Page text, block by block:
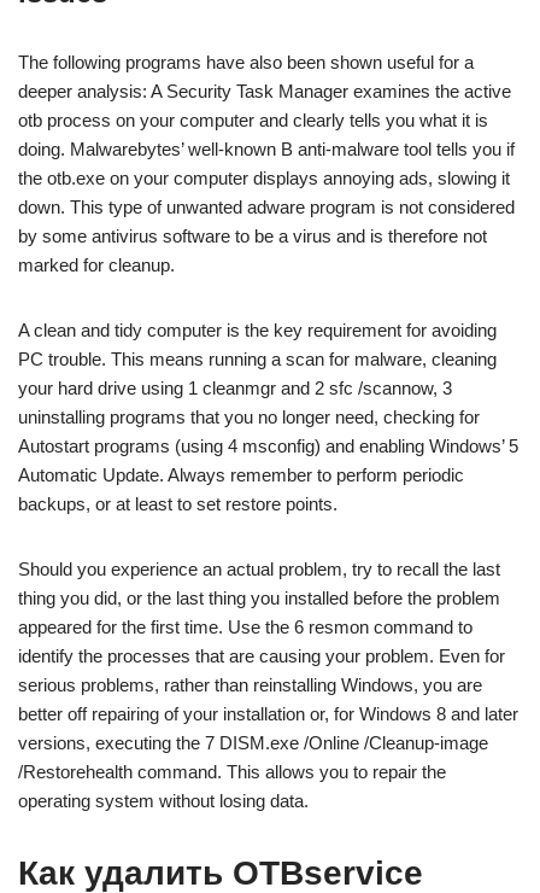
The following programs have also been shown useful for a
deeper analysis: A Security Task Manager examines the active
otb process on your computer and clearly tells you what it is
doing. Malwarebytes’ well-known B anti-malware tool tells you if
the otb.exe on your computer displays annoying ads, slowing it
down. This type of unwanted adware program is not considered
by some antivirus software to be a virus and is therefore not
marked for cleanup.
A clean and tidy computer is the key requirement for avoiding
PC trouble. This means running a scan for malware, cleaning
your hard drive using 1 cleanmgr and 2 sfc /scannow, 3
uninstalling programs that you no longer need, checking for
Autostart programs (using 4 msconfig) and enabling Windows’ 5
Automatic Update. Always remember to perform periodic
backups, or at least to set restore points.
Should you experience an actual problem, try to recall the last
thing you did, or the last thing you installed before the problem
appeared for the first time. Use the 6 resmon command to
identify the processes that are causing your problem. Even for
serious problems, rather than reinstalling Windows, you are
better off repairing of your installation or, for Windows 8 and later
versions, executing the 7 DISM.exe /Online /Cleanup-image
/Restorehealth command. This allows you to repair the
operating system without losing data.
Как удалить OTBservice